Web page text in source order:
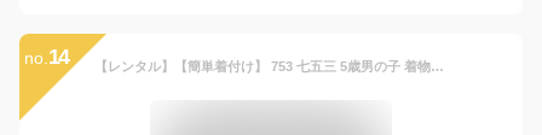
no. 14 【レンタル】【簡単着付け】 753 七五三 5歳男の子 着物レンタル 九重 アイボリー 南蛮船 薄緑 無地袴 B8AO5524【七五三レンタル】 きもの 袴レンタル 古典 レトロ モダン 送料無料 卒園式 110cm 115cm 120cm 着付け 着付けもかんたん ブランド ここのえ 大人気